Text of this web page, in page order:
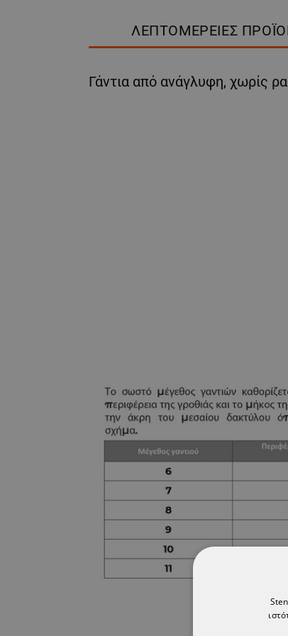
ΛΕΠΤΟΜΈΡΕΙΕΣ
Γάντια από ανάγλυφη, χωρίς